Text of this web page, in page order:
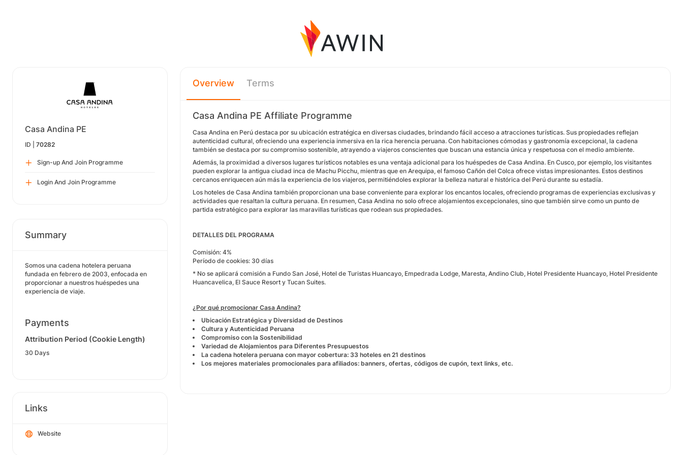
Casa Andina PE
ID | 70282
Sign-up And Join Programme
Login And Join Programme
Summary
Somos una cadena hotelera peruana
fundada en febrero de 2003, enfocada en
proporcionar a nuestros huéspedes una
experiencia de viaje.
Payments
Attribution Period (Cookie Length)
30 Days
Links
Website
Overview Terms
Casa Andina PE Affiliate Programme
Casa Andina en Perú destaca por su ubicación estratégica en diversas ciudades, brindando fácil acceso a atracciones turísticas. Sus propiedades reflejan
autenticidad cultural, ofreciendo una experiencia inmersiva en la rica herencia peruana. Con habitaciones cómodas y gastronomía excepcional, la cadena
también se destaca por su compromiso sostenible, atrayendo a viajeros conscientes que buscan una estancia única y respetuosa con el medio ambiente.
Además, la proximidad a diversos lugares turísticos notables es una ventaja adicional para los huéspedes de Casa Andina. En Cusco, por ejemplo, los visitantes
pueden explorar la antigua ciudad inca de Machu Picchu, mientras que en Arequipa, el famoso Cañón del Colca ofrece vistas impresionantes. Estos destinos
cercanos enriquecen aún más la experiencia de los viajeros, permitiéndoles explorar la belleza natural e histórica del Perú durante su estadía.
Los hoteles de Casa Andina también proporcionan una base conveniente para explorar los encantos locales, ofreciendo programas de experiencias exclusivas y
actividades que resaltan la cultura peruana. En resumen, Casa Andina no solo ofrece alojamientos excepcionales, sino que también sirve como un punto de
partida estratégico para explorar las maravillas turísticas que rodean sus propiedades.
DETALLES DEL PROGRAMA
Comisión: 4%
Período de cookies: 30 días
* No se aplicará comisión a Fundo San José, Hotel de Turistas Huancayo, Empedrada Lodge, Maresta, Andino Club, Hotel Presidente Huancayo, Hotel Presidente
Huancavelica, El Sauce Resort y Tucan Suites.
¿Por qué promocionar Casa Andina?
Ubicación Estratégica y Diversidad de Destinos
Cultura y Autenticidad Peruana
Compromiso con la Sostenibilidad
Variedad de Alojamientos para Diferentes Presupuestos
La cadena hotelera peruana con mayor cobertura: 33 hoteles en 21 destinos
Los mejores materiales promocionales para afiliados: banners, ofertas, códigos de cupón, text links, etc.